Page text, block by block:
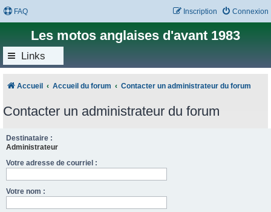
FAQ Connexion
Inscription
Les motos anglaises d'avant 1983
Links
Accueil Accueil du forum Contacter un administrateur du forum
Contacter un administrateur du forum
Destinataire :
Administrateur
Votre adresse de courriel :
Votre nom :